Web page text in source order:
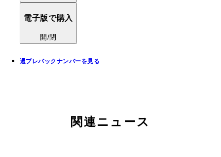
電子版で購入
開/閉
週プレバックナンバーを見る
関連ニュース